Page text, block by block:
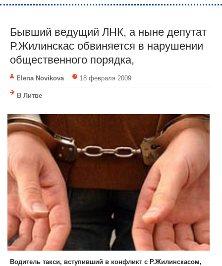
Бывший ведущий ЛНК, а ныне депутат
Р.Жилинскас обвиняется в нарушении
общественного порядка,
Elena Novikova 18 февраля 2009
В Литве
Водитель такси, вступивший в конфликт с Р.Жилинскасом,